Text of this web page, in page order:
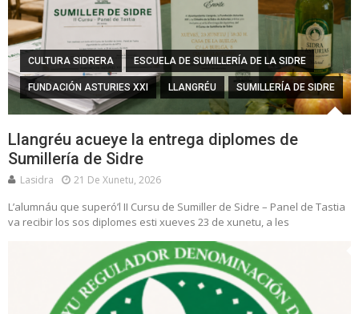
CULTURA SIDRERA ESCUELA DE SUMILLERÍA DE LA SIDRE
FUNDACIÓN ASTURIES XXI LLANGRÉU SUMILLERÍA DE SIDRE
Llangréu acueye la entrega diplomes de
Sumillería de Sidre
Lasidra 21 De Xunetu, 2026
L’alumnáu que superó’l II Cursu de Sumiller de Sidre – Panel de Tastia
va recibir los sos diplomes esti xueves 23 de xunetu, a les